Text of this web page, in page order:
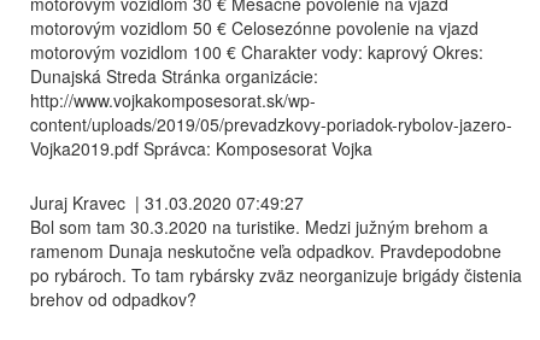
motorovým vozidlom 50 € Celosezónne povolenie na vjazd
motorovým vozidlom 100 € Charakter vody: kaprový Okres:
Dunajská Streda Stránka organizácie:
http://www.vojkakomposesorat.sk/wp-
content/uploads/2019/05/prevadzkovy-poriadok-rybolov-jazero-
Vojka2019.pdf Správca: Komposesorat Vojka
Juraj Kravec | 31.03.2020 07:49:27
Bol som tam 30.3.2020 na turistike. Medzi južným brehom a
ramenom Dunaja neskutočne veľa odpadkov. Pravdepodobne
po rybároch. To tam rybársky zväz neorganizuje brigády čistenia
brehov od odpadkov?